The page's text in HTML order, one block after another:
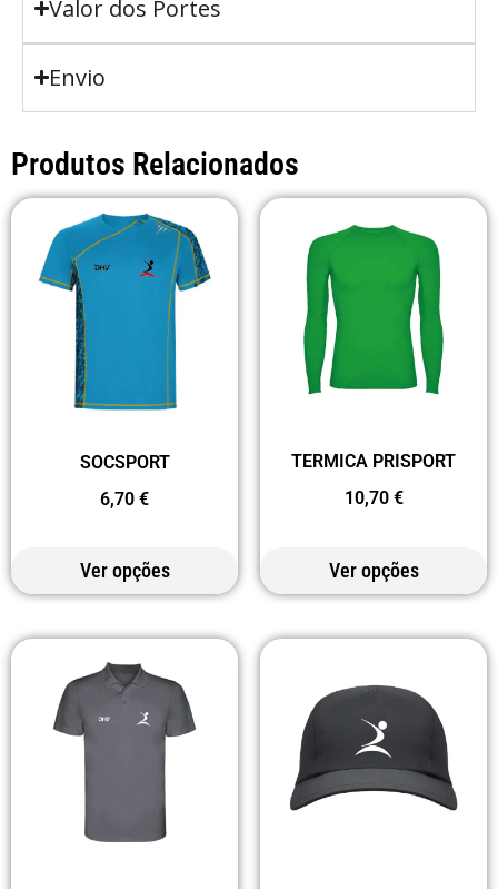
Valor dos Portes
Envio
Produtos Relacionados
SOCSPORT
6,70 €
Ver opções
TERMICA PRISPORT
10,70 €
Ver opções